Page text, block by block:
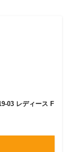
03 レディース F